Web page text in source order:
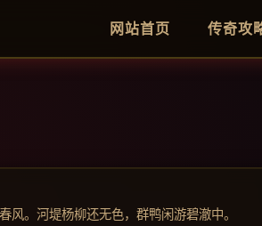
网站首页 传奇攻
风。河堤杨柳还无色，群鸭闲游碧澈中。